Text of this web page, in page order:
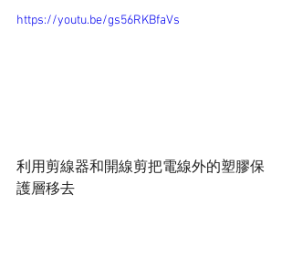
https://youtu.be/gs56RKBfaVs
利用剪線器和開線剪把電線外的塑膠保
護層移去